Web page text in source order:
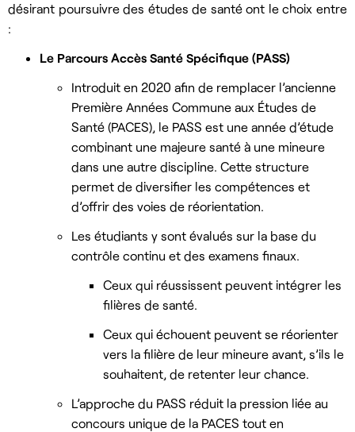
désirant poursuivre des études de santé ont le choix entre
:
Le Parcours Accès Santé Spécifique (PASS)
Introduit en 2020 afin de remplacer l’ancienne
Première Années Commune aux Études de
Santé (PACES), le PASS est une année d’étude
combinant une majeure santé à une mineure
dans une autre discipline. Cette structure
permet de diversifier les compétences et
d’offrir des voies de réorientation.
Les étudiants y sont évalués sur la base du
contrôle continu et des examens finaux.
Ceux qui réussissent peuvent intégrer les
filières de santé.
Ceux qui échouent peuvent se réorienter
vers la filière de leur mineure avant, s’ils le
souhaitent, de retenter leur chance.
L’approche du PASS réduit la pression liée au
concours unique de la PACES tout en